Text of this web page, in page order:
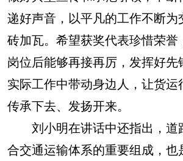
递好声音，以平凡的工作不断为
砖加瓦。希望获奖代表珍惜荣
岗位后能够再接再厉，发挥好先
实际工作中带动身边人，让货
传承下去、发扬开来。
刘小明在讲话中还指出，道
合交通运输体系的重要组成，也